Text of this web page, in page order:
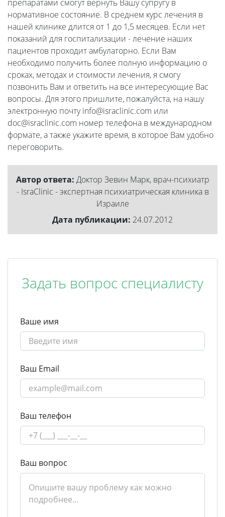
препаратами смогут вернуть Вашу супругу в
нормативное состояние. В среднем курс лечения в
нашей клинике длится от 1 до 1,5 месяцев. Если нет
показаний для госпитализации - лечение наших
пациентов проходит амбулаторно. Если Вам
необходимо получить более полную информацию о
сроках, методах и стоимости лечения, я смогу
позвонить Вам и ответить на все интересующие Вас
вопросы. Для этого пришлите, пожалуйста, на нашу
электронную почту info@israclinic.com или
doc@israclinic.com номер телефона в международном
формате, а также укажите время, в которое Вам удобно
переговорить.
Автор ответа: Доктор Зевин Марк, врач-психиатр
- IsraClinic - экспертная психиатрическая клиника в
Израиле
Дата публикации: 24.07.2012
Задать вопрос специалисту
Ваше имя
Ваш Email
Ваш телефон
Ваш вопрос